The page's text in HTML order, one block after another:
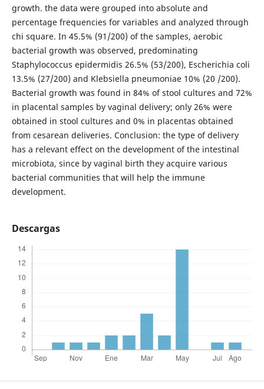
growth. the data were grouped into absolute and
percentage frequencies for variables and analyzed through
chi square. In 45.5% (91/200) of the samples, aerobic
bacterial growth was observed, predominating
Staphylococcus epidermidis 26.5% (53/200), Escherichia coli
13.5% (27/200) and Klebsiella pneumoniae 10% (20 /200).
Bacterial growth was found in 84% of stool cultures and 72%
in placental samples by vaginal delivery; only 26% were
obtained in stool cultures and 0% in placentas obtained
from cesarean deliveries. Conclusion: the type of delivery
has a relevant effect on the development of the intestinal
microbiota, since by vaginal birth they acquire various
bacterial communities that will help the immune
development.
Descargas